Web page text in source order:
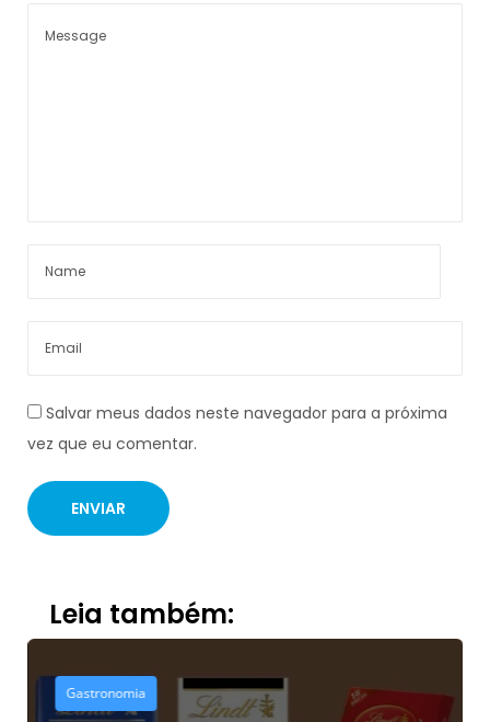
Salvar meus dados neste navegador para a próxima
vez que eu comentar.
Leia também:
Gastronomia